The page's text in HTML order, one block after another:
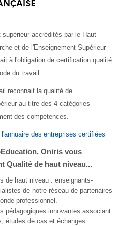
accrédités par le Haut
et de l'Enseignement Supérieur
à l'obligation de certification qualité
du travail.
reconnait la qualité de
au titre des 4 catégories
des compétences.
des entreprises certifiées
Oniris vous
Qualité de haut niveau...
de haut niveau : enseignants-
de notre réseau de partenaires
professionnel.
pédagogiques innovantes associant
études de cas et échanges